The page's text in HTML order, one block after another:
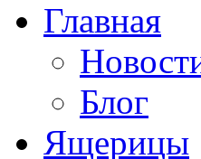
Главная
Блог
Ящерицы